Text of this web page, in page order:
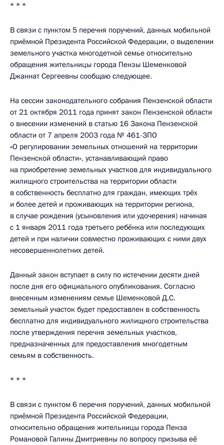
* * *
В связи с пунктом 5 перечня поручений, данных мобильной
приёмной Президента Российской Федерации, о выделении
земельного участка многодетной семье относительно
обращения жительницы города Пензы Шеменковой
Джаннат Сергеевны сообщаю следующее.
На сессии законодательного собрания Пензенской области
от 21 октября 2011 года принят закон Пензенской области
о внесении изменений в статью 16 Закона Пензенской
области от 7 апреля 2003 года № 461-ЗПО
«О регулировании земельных отношений на территории
Пензенской области», устанавливающий право
на приобретение земельных участков для индивидуального
жилищного строительства на территории области
в собственность бесплатно для граждан, имеющих трёх
и более детей и проживающих на территории региона,
в случае рождения (усыновления или удочерения) начиная
с 1 января 2011 года третьего ребёнка или последующих
детей и при наличии совместно проживающих с ними двух
несовершеннолетних детей.
Данный закон вступает в силу по истечении десяти дней
после дня его официального опубликования. Согласно
внесенным изменениям семье Шеменковой Д.С.
земельный участок будет предоставлен в собственность
бесплатно для индивидуального жилищного строительства
после утверждения перечня земельных участков,
предназначенных для предоставления многодетным
семьям в собственность.
* * *
В связи с пунктом 6 перечня поручений, данных мобильной
приёмной Президента Российской Федерации,
относительно обращения жительницы города Пенза
Романовой Галины Дмитриевны по вопросу призыва её